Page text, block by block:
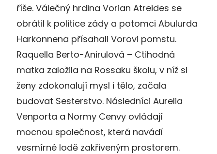
říše. Válečný hrdina Vorian Atreides se
obrátil k politice zády a potomci Abulurda
Harkonnena přísahali Vorovi pomstu.
Raquella Berto-Anirulová – Ctihodná
matka založila na Rossaku školu, v níž si
ženy zdokonalují mysl i tělo, začala
budovat Sesterstvo. Následníci Aurelia
Venporta a Normy Cenvy ovládají
mocnou společnost, která navádí
vesmírné lodě zakřiveným prostorem.